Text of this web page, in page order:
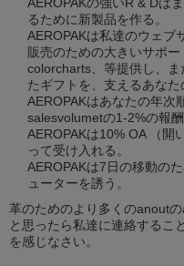
AEROPAKの強いR & Dは
るために新製品を作る。
AEROPAKは私達のウェブ
販売のための大きいサポ
colorcharts、等提供し、
たギフトを、支えるあなた
AEROPAKはあなたの年次
salesvolumetの1-2%の報酬
AEROPAKは10% OA （開
って受け入れる。
AEROPAKは7日の移動の
ューターを誘う。
革のためのより多くのanout
と思ったら私達に連絡するこ
を感じなさい。